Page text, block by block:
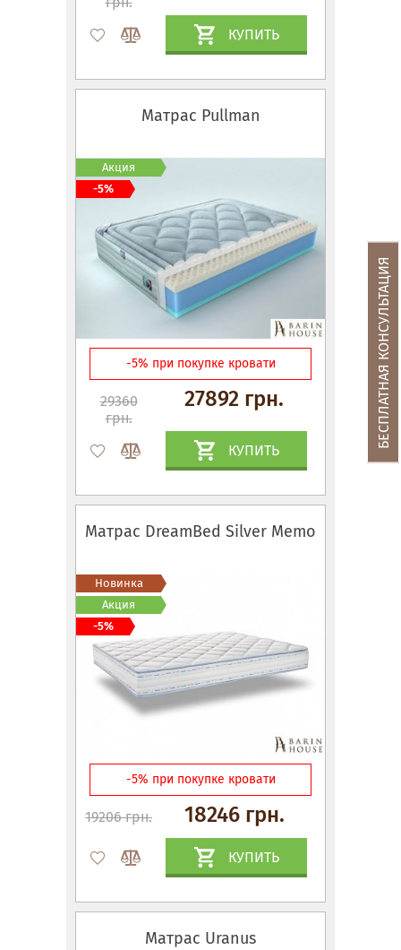
КУПИТЬ
Матрас Pullman
-5% при покупке кровати
29360
грн.
27892 грн.
КУПИТЬ
Акция
-5%
Матрас DreamBed Silver Memo
-5% при покупке кровати
19206 грн. 18246 грн.
КУПИТЬ
Новинка
Акция
-5%
Матрас Uranus
БЕСПЛАТНАЯ КОНСУЛЬТАЦИЯ